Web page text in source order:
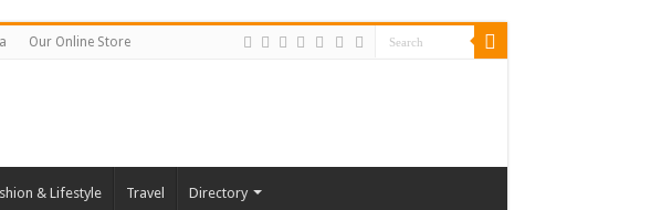
Our Online Store
& Lifestyle Travel Directory